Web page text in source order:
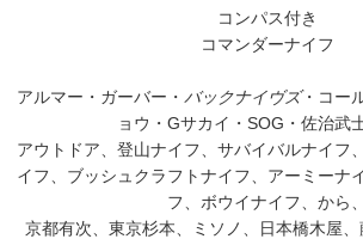
コンパス付き
コマンダーナイフ
アルマー・ガーバー・ バックナイヴズ・コー
ョウ・Gサカイ・SOG・佐治武
アウトドア、登山ナイフ、サバイバルナイフ
イフ、ブッシュクラフトナイフ、アーミーナ
フ、ボウイナイフ、から、
京都有次、東京杉本、ミソノ、日本橋木屋